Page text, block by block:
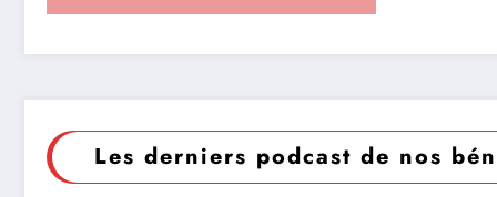
Les derniers podcast de nos